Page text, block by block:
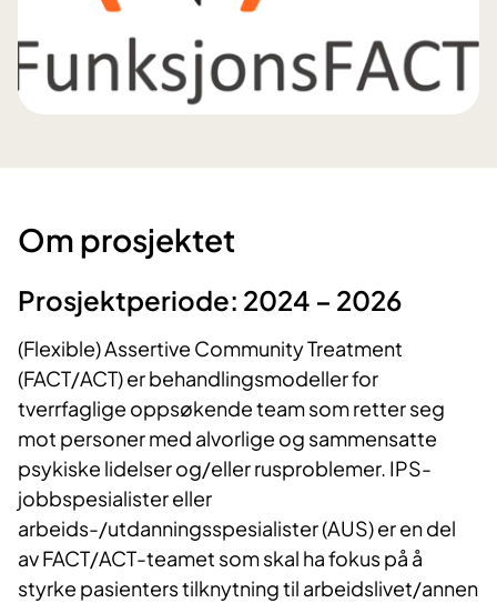
Om prosjektet
Prosjektperiode: 2024 – 2026
(Flexible) Assertive Community Treatment
(FACT/ACT) er behandlingsmodeller for
tverrfaglige oppsøkende team som retter seg
mot personer med alvorlige og sammensatte
psykiske lidelser og/eller rusproblemer. IPS-
jobbspesialister eller
arbeids-/utdanningsspesialister (AUS) er en del
av FACT/ACT-teamet som skal ha fokus på å
styrke pasienters tilknytning til arbeidslivet/annen